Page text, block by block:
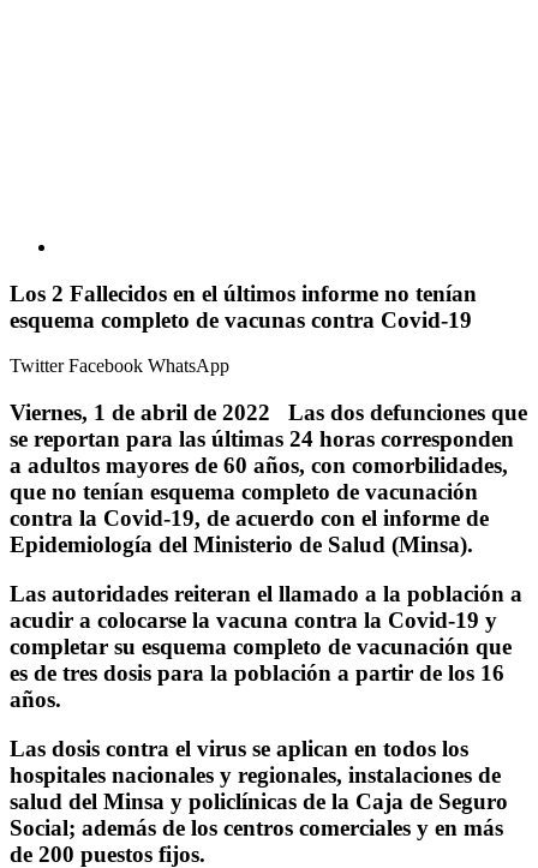
Los 2 Fallecidos en el últimos informe no tenían
esquema completo de vacunas contra Covid-19
TwitterFacebook WhatsApp
Viernes, 1 de abril de 2022 Las dos defunciones que
se reportan para las últimas 24 horas corresponden
a adultos mayores de 60 años, con comorbilidades,
que no tenían esquema completo de vacunación
contra la Covid-19, de acuerdo con el informe de
Epidemiología del Ministerio de Salud (Minsa).
Las autoridades reiteran el llamado a la población a
acudir a colocarse la vacuna contra la Covid-19 y
completar su esquema completo de vacunación que
es de tres dosis para la población a partir de los 16
años.
Las dosis contra el virus se aplican en todos los
hospitales nacionales y regionales, instalaciones de
salud del Minsa y policlínicas de la Caja de Seguro
Social; además de los centros comerciales y en más
de 200 puestos fijos.